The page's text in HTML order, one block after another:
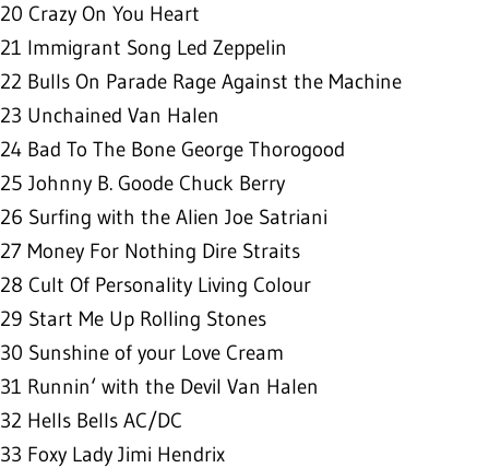
20 Crazy On You Heart
21 Immigrant Song Led Zeppelin
22 Bulls On Parade Rage Against the Machine
23 Unchained Van Halen
24 Bad To The Bone George Thorogood
25 Johnny B. Goode Chuck Berry
26 Surfing with the Alien Joe Satriani
27 Money For Nothing Dire Straits
28 Cult Of Personality Living Colour
29 Start Me Up Rolling Stones
30 Sunshine of your Love Cream
31 Runnin‘ with the Devil Van Halen
32 Hells Bells AC/DC
33 Foxy Lady Jimi Hendrix